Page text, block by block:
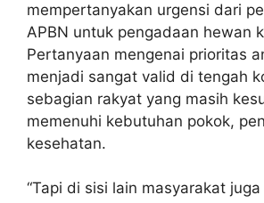
mempertanyakan urgensi dari
APBN untuk pengadaan hewan
Pertanyaan mengenai prioritas
menjadi sangat valid di tengah
sebagian rakyat yang masih
memenuhi kebutuhan pokok,
kesehatan.
“Tapi di sisi lain masyarakat